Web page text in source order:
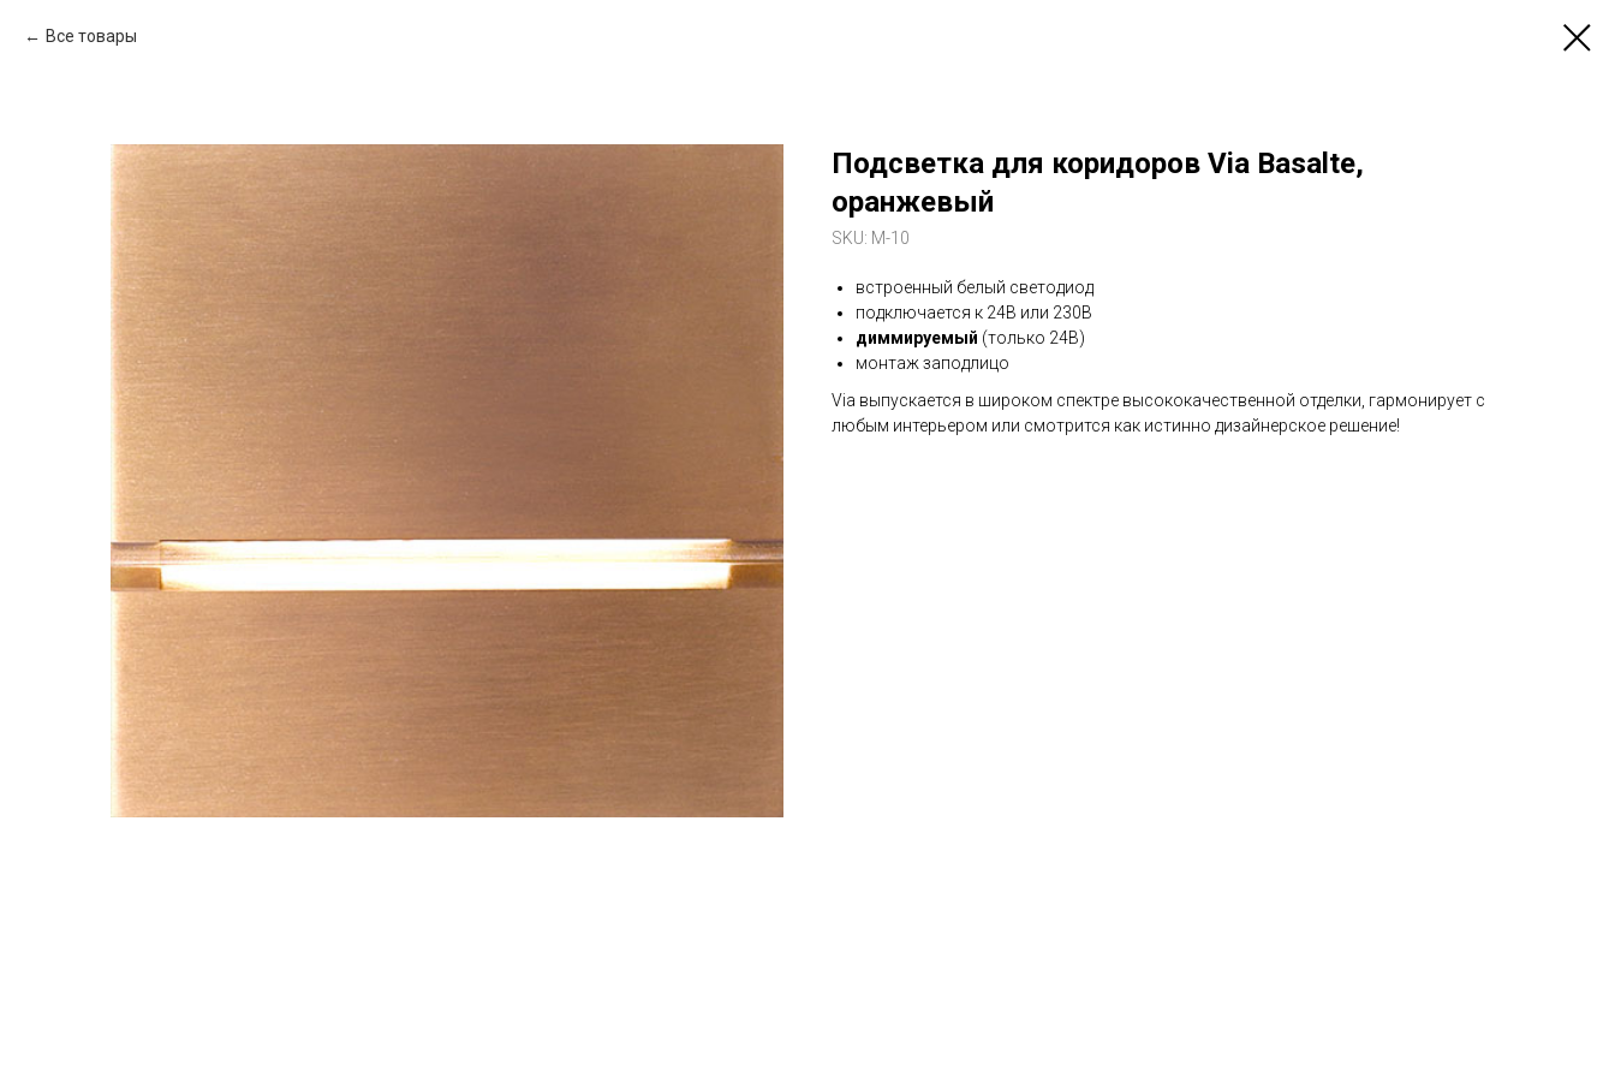
Все товары
Подсветка для коридоров Via Basalte,
оранжевый
SKU: M-10
встроенный белый светодиод
подключается к 24В или 230В
диммируемый (только 24В)
монтаж заподлицо
Via выпускается в широком спектре высококачественной отделки, гармонирует с
любым интерьером или смотрится как истинно дизайнерское решение!